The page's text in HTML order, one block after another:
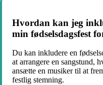
Hvordan kan jeg
min fødselsdagsfest
Du kan inkludere en
at arrangere en sangstund,
ansætte en musiker til at
festlig stemning.